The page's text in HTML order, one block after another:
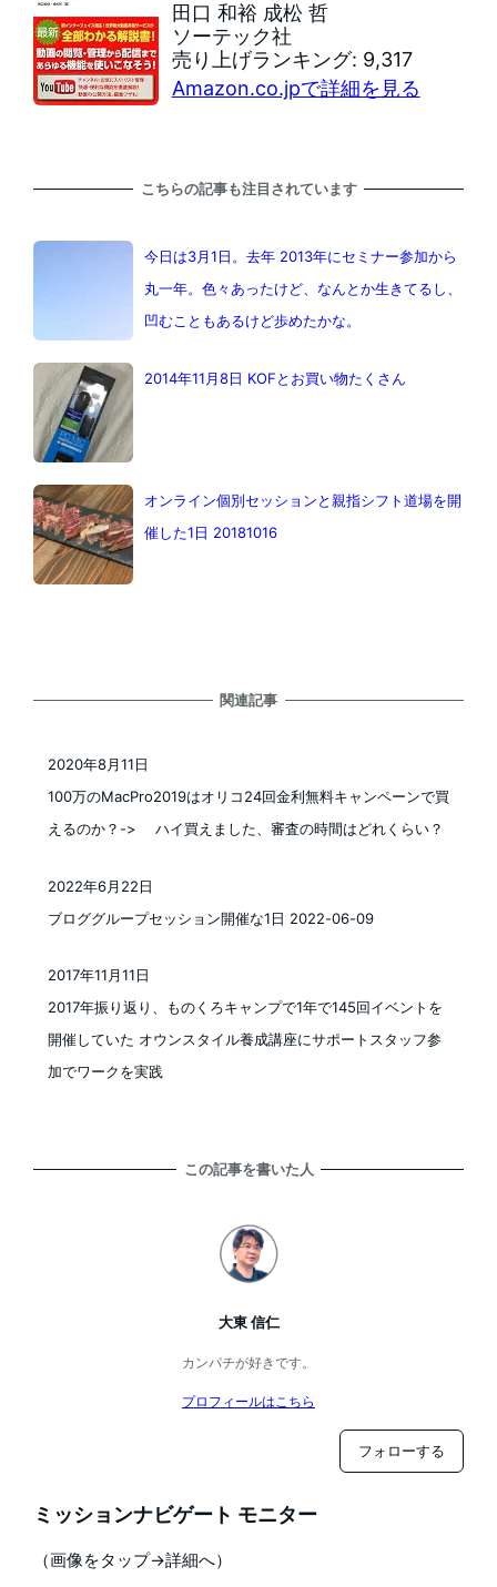
田口 和裕 成松 哲
ソーテック社
売り上げランキング: 9,317
Amazon.co.jpで詳細を見る
こちらの記事も注目されています
今日は3月1日。去年 2013年にセミナー参加から
丸一年。色々あったけど、なんとか生きてるし、
凹むこともあるけど歩めたかな。
2014年11月8日 KOFとお買い物たくさん
オンライン個別セッションと親指シフト道場を開
催した1日 20181016
関連記事
100万のMacPro2019はオリコ24回金利無料キャンペーンで買
えるのか？-> ハイ買えました、審査の時間はどれくらい？
2020年8月11日
ブロググループセッション開催な1日 2022-06-09
2022年6月22日
2017年振り返り、ものくろキャンプで1年で145回イベントを
開催していた オウンスタイル養成講座にサポートスタッフ参
加でワークを実践
2017年11月11日
この記事を書いた人
大東 信仁
カンパチが好きです。
プロフィールはこちら
フォローする
ミッションナビゲート モニター
（画像をタップ→詳細へ）